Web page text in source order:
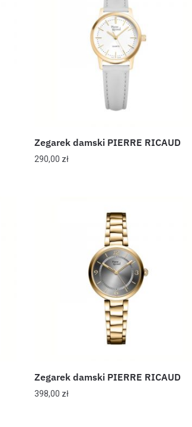
Zegarek damski PIERRE RICAUD
290,00 zł
Zegarek damski PIERRE RICAUD
398,00 zł